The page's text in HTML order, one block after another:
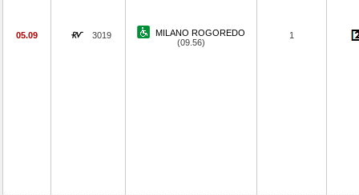
05.09 3019
MILANO ROGOREDO
(09.56)
1